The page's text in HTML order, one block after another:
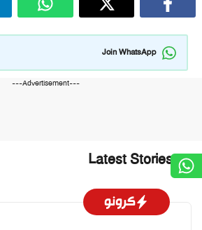
Join WhatsApp
---Advertisement---
Latest Stories
كرونو